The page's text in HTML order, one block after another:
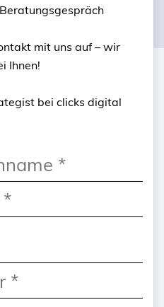
mit uns auf – wir
Ihnen!
bei clicks digital